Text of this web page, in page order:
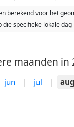
voor het
specifieke lokale
maanden in
jun | jul | aug